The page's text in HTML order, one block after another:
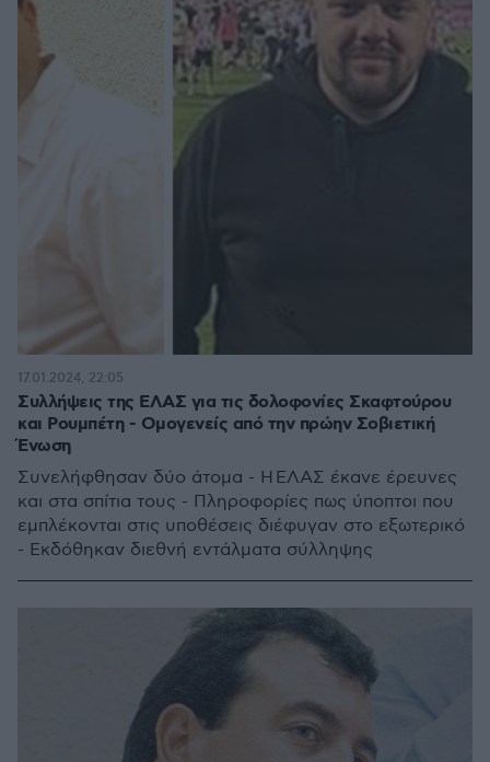
Συλλήψεις της ΕΛΑΣ για τις δολοφονίες Σκαφτούρου
και Ρουμπέτη - Ομογενείς από την πρώην Σοβιετική
Ένωση
Συνελήφθησαν δύο άτομα - Η ΕΛΑΣ έκανε έρευνες
και στα σπίτια τους - Πληροφορίες πως ύποπτοι που
εμπλέκονται στις υποθέσεις διέφυγαν στο εξωτερικό
- Εκδόθηκαν διεθνή εντάλματα σύλληψης
17.01.2024, 22:05